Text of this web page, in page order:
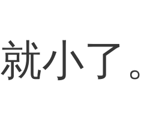
小了